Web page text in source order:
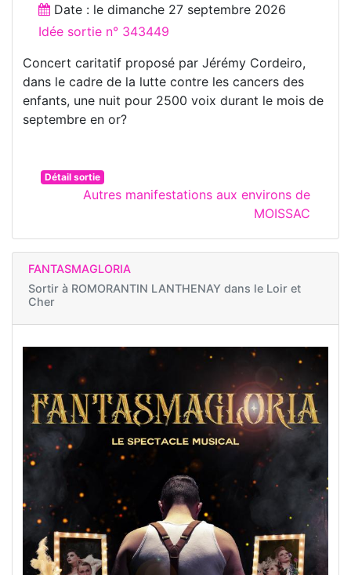
Date : le dimanche 27 septembre 2026
Idée sortie n° 343449
Concert caritatif proposé par Jérémy Cordeiro,
dans le cadre de la lutte contre les cancers des
enfants, une nuit pour 2500 voix durant le mois de
septembre en or?
Détail sortie
Autres manifestations aux environs de
MOISSAC
FANTASMAGLORIA
Sortir à ROMORANTIN LANTHENAY dans le Loir et
Cher